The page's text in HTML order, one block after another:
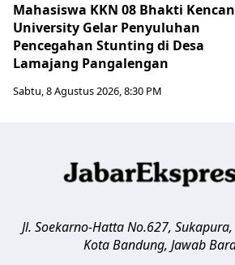
Mahasiswa KKN 08 Bhakti
University Gelar Penyuluhan
Pencegahan Stunting di Desa
Lamajang Pangalengan
Sabtu, 8 Agustus 2026, 8:30 PM
Jl. Soekarno-Hatta No.627,
Kota Bandung, Jawab